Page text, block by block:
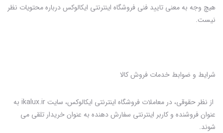
هیچ وجه به معنی تایید فنی فروشگاه اینترنتی ایکالوکس درباره محتویات نظر
نیست.
شرایط و ضوابط خدمات فروش کالا
از نظر حقوقی، در معاملات فروشگاه اینترنتی ایکالوکس، سایت ikalux.ir به
عنوان فروشنده و کاربر اینترنتی سفارش دهنده به عنوان خریدار تلقی می
شوند.